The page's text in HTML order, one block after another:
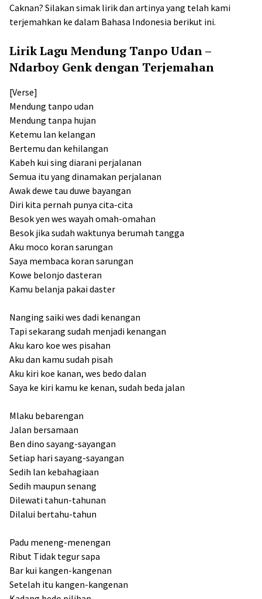
Caknan? Silakan simak lirik dan artinya yang telah kami
terjemahkan ke dalam Bahasa Indonesia berikut ini.
Lirik Lagu Mendung Tanpo Udan –
Ndarboy Genk dengan Terjemahan
[Verse]
Mendung tanpo udan
Mendung tanpa hujan
Ketemu lan kelangan
Bertemu dan kehilangan
Kabeh kui sing diarani perjalanan
Semua itu yang dinamakan perjalanan
Awak dewe tau duwe bayangan
Diri kita pernah punya cita-cita
Besok yen wes wayah omah-omahan
Besok jika sudah waktunya berumah tangga
Aku moco koran sarungan
Saya membaca koran sarungan
Kowe belonjo dasteran
Kamu belanja pakai daster
Nanging saiki wes dadi kenangan
Tapi sekarang sudah menjadi kenangan
Aku karo koe wes pisahan
Aku dan kamu sudah pisah
Aku kiri koe kanan, wes bedo dalan
Saya ke kiri kamu ke kenan, sudah beda jalan
Mlaku bebarengan
Jalan bersamaan
Ben dino sayang-sayangan
Setiap hari sayang-sayangan
Sedih lan kebahagiaan
Sedih maupun senang
Dilewati tahun-tahunan
Dilalui bertahu-tahun
Padu meneng-menengan
Ribut Tidak tegur sapa
Bar kui kangen-kangenan
Setelah itu kangen-kangenan